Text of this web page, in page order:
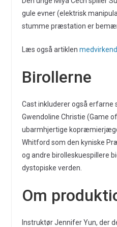
gule evner (elektrisk
stumme præstation er
Læs også artiklen
Birollerne
Cast inkluderer også erfarne
Gwendoline Christie (Game
ubarmhjertige
Whitford som den kyniske
og andre birolleskuespillere
dystopiske verden.
Om
Instruktør Jennifer Yun, der